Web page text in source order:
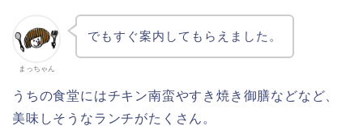
まっちゃん
でもすぐ案内してもらえました。
うちの食堂にはチキン南蛮やすき焼き御膳などなど、
美味しそうなランチがたくさん。